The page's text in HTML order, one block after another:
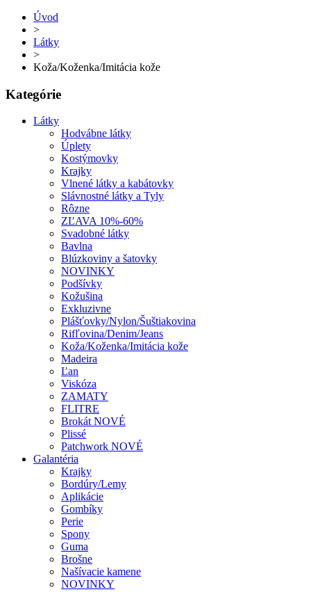
Úvod
>
Látky
>
Koža/Koženka/Imitácia kože
Kategórie
Látky
Hodvábne látky
Úplety
Kostýmovky
Krajky
Vlnené látky a kabátovky
Slávnostné látky a Tyly
Rôzne
ZĽAVA 10%-60%
Svadobné látky
Bavlna
Blúzkoviny a šatovky
NOVINKY
Podšívky
Kožušina
Exkluzivne
Plášťovky/Nylon/Šuštiakovina
Rifľovina/Denim/Jeans
Koža/Koženka/Imitácia kože
Madeira
Ľan
Viskóza
ZAMATY
FLITRE
Brokát NOVÉ
Plissé
Patchwork NOVÉ
Galantéria
Krajky
Bordúry/Lemy
Aplikácie
Gombíky
Perie
Spony
Guma
Brošne
Našívacie kamene
NOVINKY